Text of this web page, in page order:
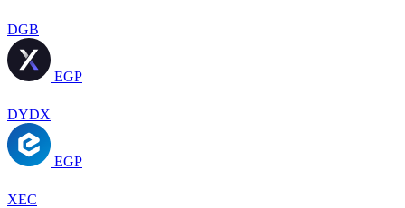
DGB
EGP
DYDX
EGP
XEC